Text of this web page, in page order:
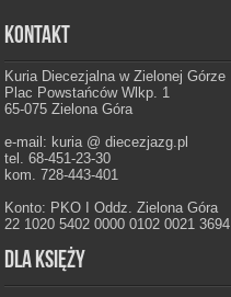
Kontakt
Kuria Diecezjalna w Zielonej Górze
Plac Powstańców Wlkp. 1
65-075 Zielona Góra
e-mail: kuria @ diecezjazg.pl
tel. 68-451-23-30
kom. 728-443-401
Konto: PKO I Oddz. Zielona Góra
22 1020 5402 0000 0102 0021 3694
Dla księży